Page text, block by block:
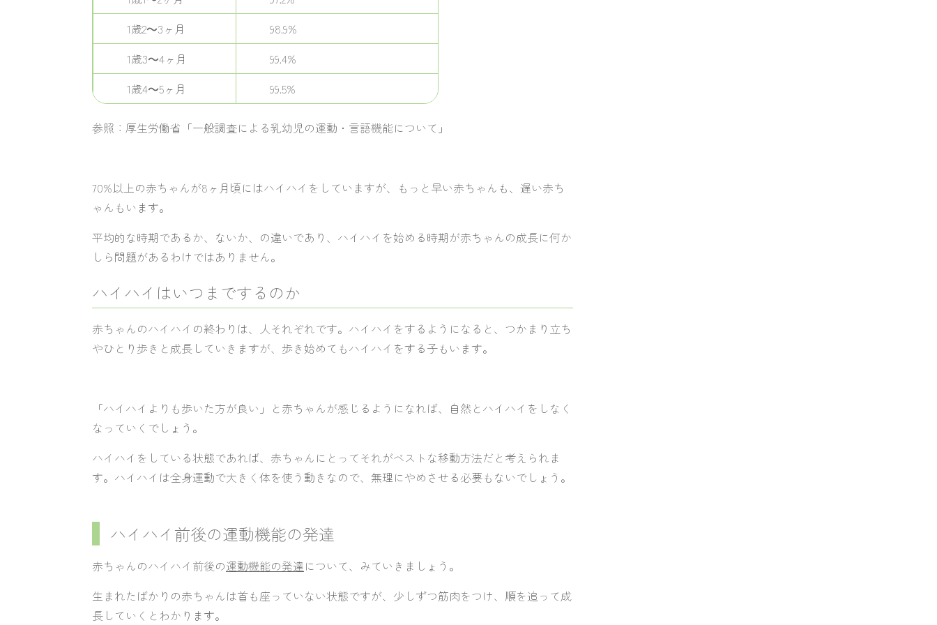
1歳2～3ヶ月
98.9%
1歳3～4ヶ月
99.4%
1歳4～5ヶ月
99.5%
参照： 厚生労働省「一般調査による乳幼児の運動・言語機能について」
70%以上の赤ちゃんが8ヶ月頃にはハイハイをしていますが、もっと早い赤ちゃんも、遅い赤ち
ゃんもいます。
平均的な時期であるか、ないか、の違いであり、ハイハイを始める時期が赤ちゃんの成長に何か
しら問題があるわけではありません。
ハイハイはいつまでするのか
赤ちゃんのハイハイの終わりは、人それぞれです。 ハイハイをするようになると、つかまり立ち
やひとり歩きと成長していきますが、歩き始めてもハイハイをする子もいます。
「ハイハイよりも歩いた方が良い」と赤ちゃんが感じるようになれば、自然とハイハイをしなく
なっていくでしょう。
ハイハイをしている状態であれば、赤ちゃんにとってそれがベストな移動方法だと考えられま
す。 ハイハイは全身運動で大きく体を使う動きなので、無理にやめさせる必要もないでしょう。
ハイハイ前後の運動機能の発達
赤ちゃんのハイハイ前後の運動機能の発達について、みていきましょう。
生まれたばかりの赤ちゃんは首も座っていない状態ですが、少しずつ筋肉をつけ、順を追って成
長していくとわかります。